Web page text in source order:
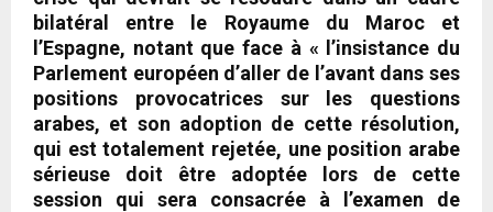
bilatéral entre le Royaume du Maroc et
l’Espagne, notant que face à « l’insistance du
Parlement européen d’aller de l’avant dans ses
positions provocatrices sur les questions
arabes, et son adoption de cette résolution,
qui est totalement rejetée, une position arabe
sérieuse doit être adoptée lors de cette
session qui sera consacrée à l’examen de